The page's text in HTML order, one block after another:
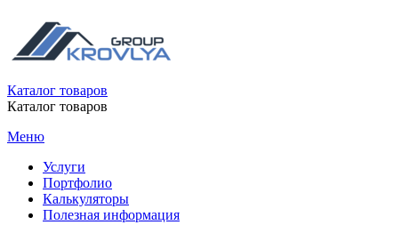
Каталог товаров
Каталог товаров
Меню
Услуги
Портфолио
Калькуляторы
Полезная информация